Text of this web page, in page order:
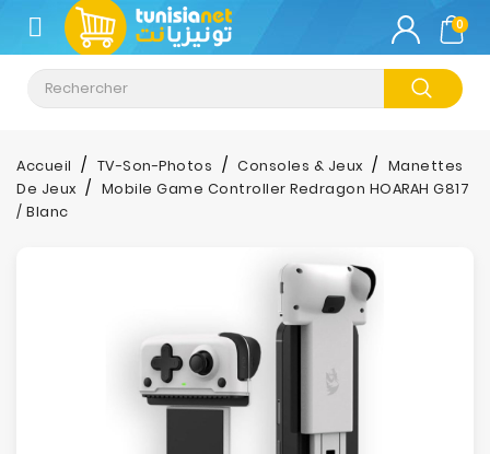
CATÉGORIE
Climatisation
Informatique
Téléphonie
0
Accueil TV-Son-Photos Consoles & Jeux
Manettes
De Jeux
Mobile Game Controller Redragon HOARAH G817
/ Blanc